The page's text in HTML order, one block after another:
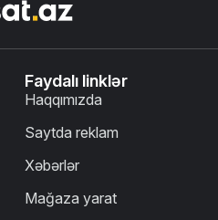
Faydalı linklər
Haqqımızda
Saytda reklam
Xəbərlər
Mağaza yarat